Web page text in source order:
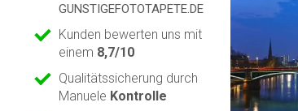
GUNSTIGEFOTOTAPETE.DE
Kunden bewerten uns mit
einem 8,7/10
Qualitätssicherung durch
Manuele Kontrolle